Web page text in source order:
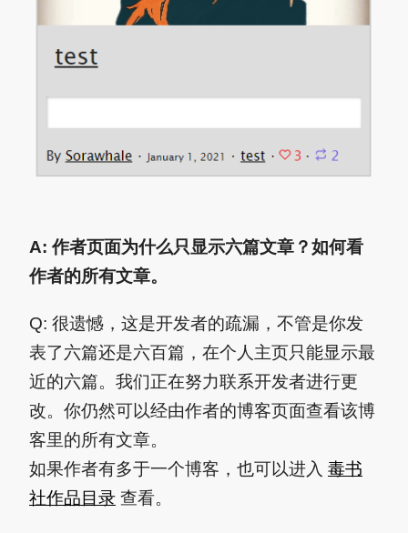
A: 作者页面为什么只显示六篇文章？如何看
作者的所有文章。
Q: 很遗憾，这是开发者的疏漏，不管是你发
表了六篇还是六百篇，在个人主页只能显示最
近的六篇。我们正在努力联系开发者进行更
改。你仍然可以经由作者的博客页面查看该博
客里的所有文章。
如果作者有多于一个博客，也可以进入 毒书
社作品目录 查看。